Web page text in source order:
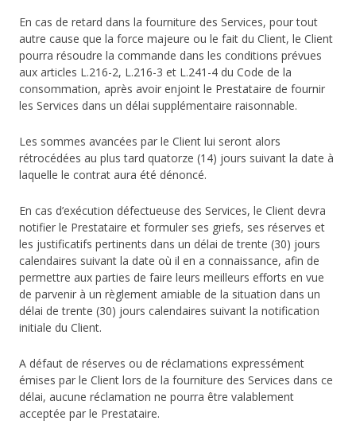
En cas de retard dans la fourniture des Services, pour tout
autre cause que la force majeure ou le fait du Client, le Client
pourra résoudre la commande dans les conditions prévues
aux articles L.216-2, L.216-3 et L.241-4 du Code de la
consommation, après avoir enjoint le Prestataire de fournir
les Services dans un délai supplémentaire raisonnable.
Les sommes avancées par le Client lui seront alors
rétrocédées au plus tard quatorze (14) jours suivant la date à
laquelle le contrat aura été dénoncé.
En cas d’exécution défectueuse des Services, le Client devra
notifier le Prestataire et formuler ses griefs, ses réserves et
les justificatifs pertinents dans un délai de trente (30) jours
calendaires suivant la date où il en a connaissance, afin de
permettre aux parties de faire leurs meilleurs efforts en vue
de parvenir à un règlement amiable de la situation dans un
délai de trente (30) jours calendaires suivant la notification
initiale du Client.
A défaut de réserves ou de réclamations expressément
émises par le Client lors de la fourniture des Services dans ce
délai, aucune réclamation ne pourra être valablement
acceptée par le Prestataire.